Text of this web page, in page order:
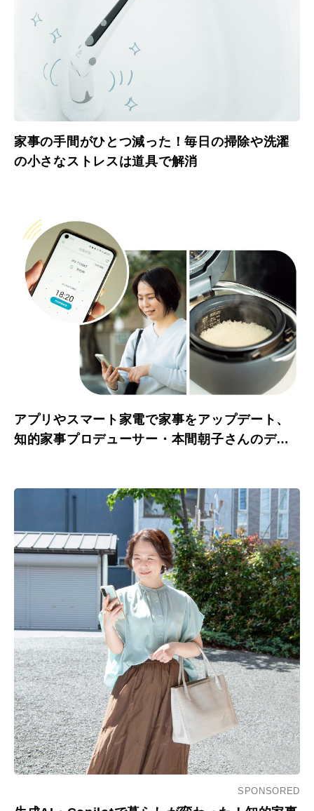
家事の手間がひとつ減った！毎日の掃除や洗濯
の小さなストレスは道具で解消
アプリやスマート家電で家事をアップデート、
知的家事プロデューサー・本間朝子さんのデジ
SPONSORED